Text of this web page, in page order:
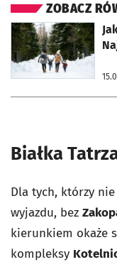
ZOBACZ
otworzy się w nowej karcie
Białka
Dla tych, którzy
wyjazdu, bez
kierunkiem okaże
kompleksy